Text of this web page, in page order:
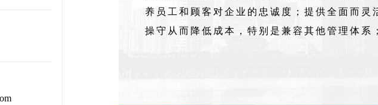
养员工和顾客对企业的忠诚度；提供全面而灵
操守从而降低成本，特别是兼容其他管理体系